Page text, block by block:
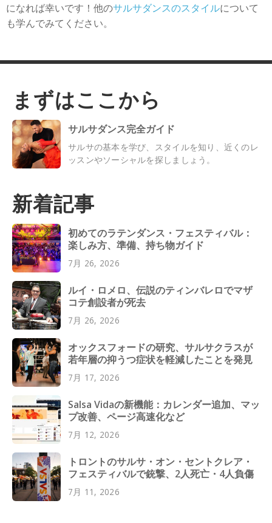
になれば幸いです！他のサルサダンスのスタイルについて
も学んでみてください。
まずはここから
サルサダンス完全ガイド
サルサの基本を学び、スタイルを知り、近くのレ
ッスンやソーシャルを探しましょう。
新着記事
初めてのラテンダンス・フェスティバル：
楽しみ方、準備、持ち物ガイド
7月 26, 2026
ルイ・ロメロ、伝説のティンバレロでマザ
コテ創設者が死去
7月 26, 2026
オックスフォードの研究、サルサクラスが
若年層の抑うつ症状を軽減したことを発見
7月 17, 2026
Salsa Vidaの新機能：カレンダー追加、マッ
プ改善、ページ高速化など
7月 12, 2026
トロントのサルサ・オン・セントクレア・
フェスティバルで銃撃、2人死亡・4人負傷
7月 11, 2026